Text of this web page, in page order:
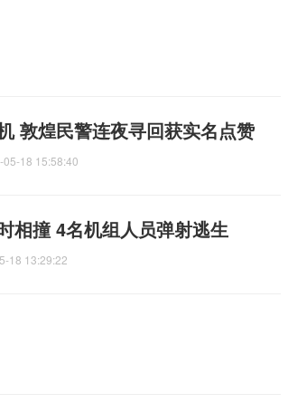
敦煌民警连夜寻回获实名点赞
05-18 15:58:40
相撞 4名机组人员弹射逃生
18 13:29:22